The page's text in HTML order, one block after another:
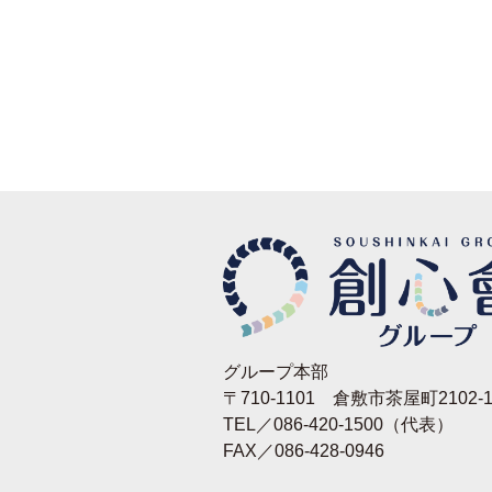
グループ本部
〒710-1101 倉敷市茶屋町2102-
TEL／086-420-1500（代表）
FAX／086-428-0946